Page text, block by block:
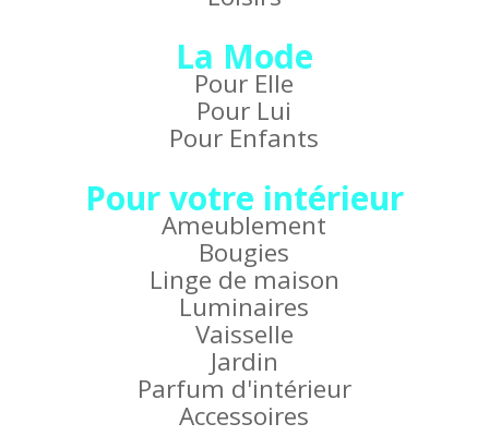
La Mode
Pour Elle
Pour Lui
Pour Enfants
Pour votre intérieur
Ameublement
Bougies
Linge de maison
Luminaires
Vaisselle
Jardin
Parfum d'intérieur
Accessoires